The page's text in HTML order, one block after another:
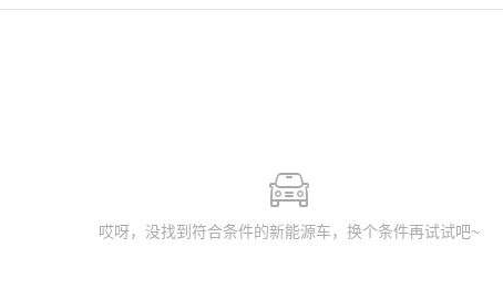
哎呀，没找到符合条件的新能源车，换个条件再试试吧~